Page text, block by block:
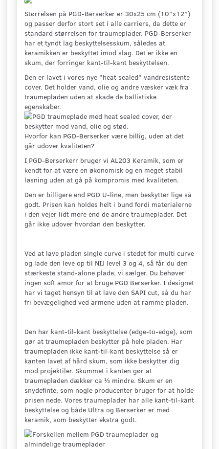
Størrelsen på PGD-Berserker er 30x25 cm (10’’x12’’)
og passer derfor stort set i alle carriers, da dette er
standard størrelsen for traumeplader. PGD-Berserker
har et tyndt lag beskyttelsesskum, således at
keramikken er beskyttet imod slag. Det er ikke en
skum, der forringer kant-til-kant beskyttelsen.
Den er lavet i vores nye ”heat sealed” vandresistente
cover. Det holder vand, olie og andre væsker væk fra
traumepladen uden at skade de ballistiske
egenskaber.
Hvorfor kan PGD-Berserker være billig, uden at det
går udover kvaliteten?
I PGD-Berserkerr bruger vi AL203 Keramik, som er
kendt for at være en økonomisk og en meget stabil
løsning uden at gå på kompromis med kvaliteten.
Den er billigere end PGD U-line, men beskytter lige så
godt. Prisen kan holdes helt i bund fordi materialerne
i den vejer lidt mere end de andre traumeplader. Det
går ikke udover hvordan den beskytter.
Ved at lave pladen single curve i stedet for multi curve
og lade den leve op til NIJ level 3 og 4, så får du den
stærkeste stand-alone plade, vi sælger. Du behøver
ingen soft amor for at bruge PGD Berserker. I designet
har vi taget hensyn til at lave den SAPI cut, så du har
fri bevægelighed ved armene uden at ramme pladen.
Den har kant-til-kant beskyttelse (edge-to-edge), som
gør at traumepladen beskytter på hele pladen. Har
traumepladen ikke kant-til-kant beskyttelse så er
kanten lavet af hård skum, som ikke beskytter dig
mod projektiler. Skummet i kanten gør at
traumepladen dækker ca ⅓ mindre. Skum er en
snydefinte, som nogle producenter bruger for at holde
prisen nede. Vores traumeplader har alle kant-til-kant
beskyttelse og både Ultra og Berserker er med
keramik, som beskytter ekstra godt.